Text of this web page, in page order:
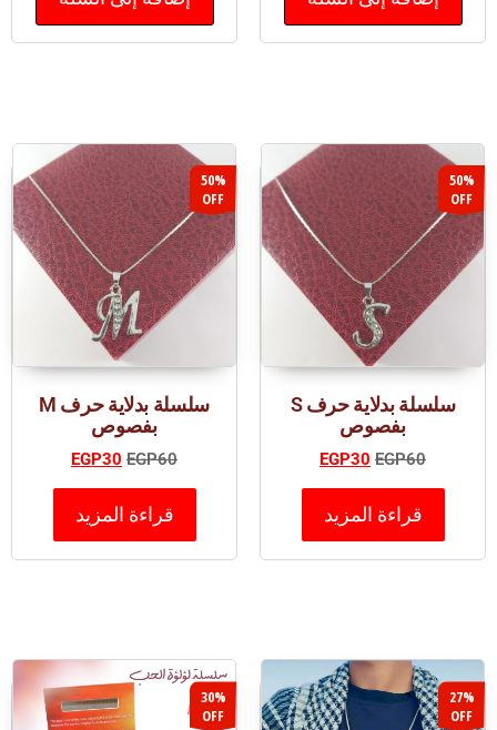
50%
OFF
سلسلة بدلاية حرف S
بفصوص
EGP60
EGP30
قراءة المزيد
50%
OFF
سلسلة بدلاية حرف M
بفصوص
EGP60
EGP30
قراءة المزيد
27%
OFF
30%
OFF